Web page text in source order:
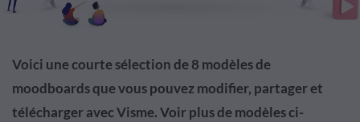
Voici une courte sélection de 8 modèles de
moodboards que vous pouvez modifier, partager et
télécharger avec Visme. Voir plus de modèles ci-